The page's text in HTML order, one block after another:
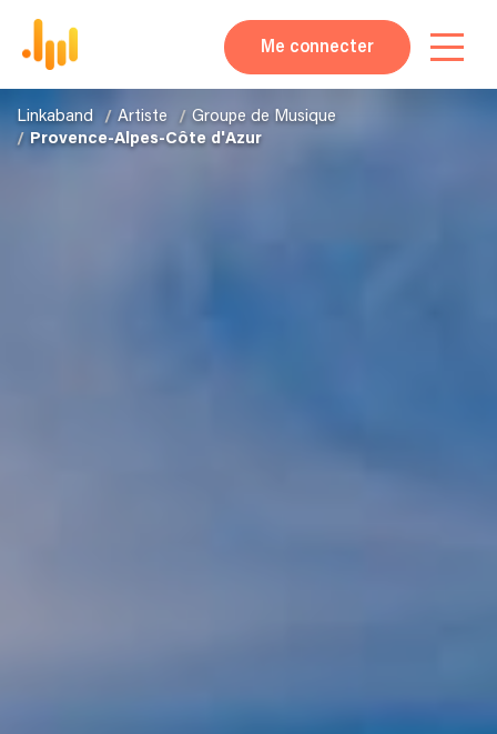
Me connecter
Linkaband Artiste
Groupe de Musique
Provence-Alpes-Côte d'Azur